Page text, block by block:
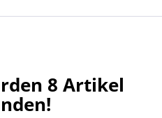
8 Artikel